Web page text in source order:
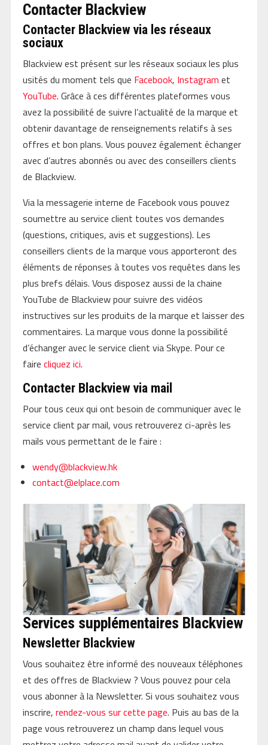
Contacter Blackview
Contacter Blackview via les réseaux
sociaux
Blackview est présent sur les réseaux sociaux les plus
usités du moment tels que Facebook, Instagram et
YouTube. Grâce à ces différentes plateformes vous
avez la possibilité de suivre l’actualité de la marque et
obtenir davantage de renseignements relatifs à ses
offres et bon plans. Vous pouvez également échanger
avec d’autres abonnés ou avec des conseillers clients
de Blackview.
Via la messagerie interne de Facebook vous pouvez
soumettre au service client toutes vos demandes
(questions, critiques, avis et suggestions). Les
conseillers clients de la marque vous apporteront des
éléments de réponses à toutes vos requêtes dans les
plus brefs délais. Vous disposez aussi de la chaine
YouTube de Blackview pour suivre des vidéos
instructives sur les produits de la marque et laisser des
commentaires. La marque vous donne la possibilité
d’échanger avec le service client via Skype. Pour ce
faire cliquez ici.
Contacter Blackview via mail
Pour tous ceux qui ont besoin de communiquer avec le
service client par mail, vous retrouverez ci-après les
mails vous permettant de le faire :
wendy@blackview.hk
contact@elplace.com
Services supplémentaires Blackview
Newsletter Blackview
Vous souhaitez être informé des nouveaux téléphones
et des offres de Blackview ? Vous pouvez pour cela
vous abonner à la Newsletter. Si vous souhaitez vous
inscrire, rendez-vous sur cette page. Puis au bas de la
page vous retrouverez un champ dans lequel vous